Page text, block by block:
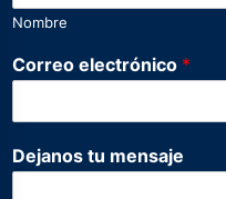
Nombre
Correo electrónico *
*
*
Dejanos tu mensaje